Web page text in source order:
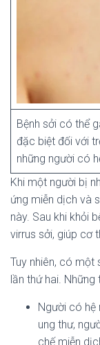
Bệnh sởi có thể
đặc biệt đối với
những người có
Khi một người bị
ứng miễn dịch và
này. Sau khi khỏi
virrus sởi, giúp cơ
Tuy nhiên, có một
lần thứ hai.
Người có hệ
ung thư,
chế miễn